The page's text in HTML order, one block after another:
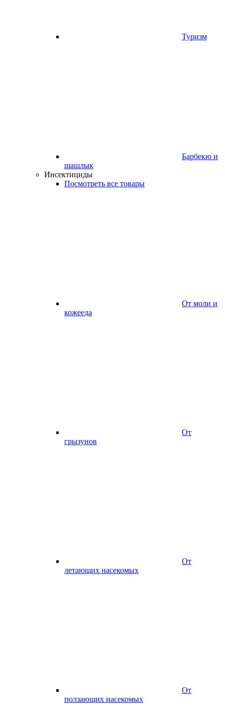
Туризм
Барбекю и
шашлык
Инсектициды
Посмотреть все товары
От моли и
кожееда
От
грызунов
От
летающих насекомых
От
ползающих насекомых